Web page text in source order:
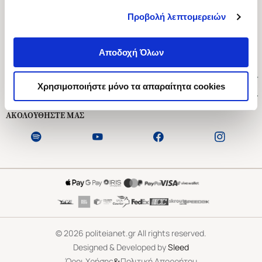
Προβολή λεπτομερειών
Αποδοχή Όλων
Χρησιμοποιήστε μόνο τα απαραίτητα cookies
Ασκληπιού 1-3, Αθήνα 106 79
Δευτέρα - Παρασκευή 09:00-21:00
Εξυπηρέτηση Πελατών
ΑΚΟΛΟΥΘΗΣΤΕ ΜΑΣ
©2026 politeianet.gr All rights reserved.
Designed & Developed bySleed